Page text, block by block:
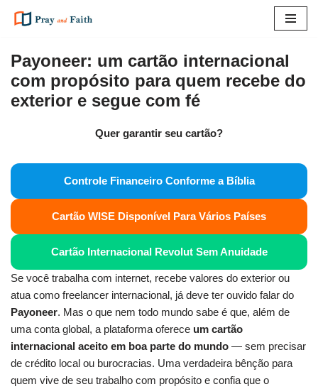
para
conteúdo
Payoneer: um cartão internacional
com propósito para quem recebe do
exterior e segue com fé
Quer garantir seu cartão?
Controle Financeiro Conforme a Bíblia
Cartão WISE Disponível Para Vários Países
Cartão Internacional Revolut Sem Anuidade
Se você trabalha com internet, recebe valores do exterior ou
atua como freelancer internacional, já deve ter ouvido falar do
Payoneer. Mas o que nem todo mundo sabe é que, além de
uma conta global, a plataforma oferece um cartão
internacional aceito em boa parte do mundo — sem precisar
de crédito local ou burocracias. Uma verdadeira bênção para
quem vive de seu trabalho com propósito e confia que o